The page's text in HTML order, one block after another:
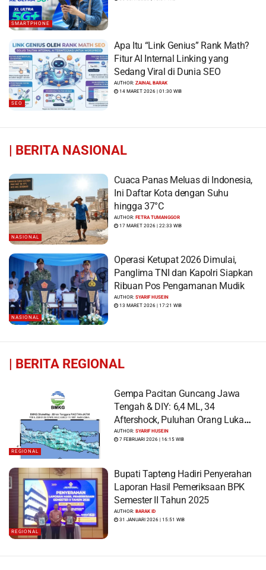
SMARTPHONE
SEO
Apa Itu “Link Genius” Rank Math?
Fitur AI Internal Linking yang
Sedang Viral di Dunia SEO
AUTHOR:ZAINAL BARAK
14 MARET 2026 | 01:30 WIB
| BERITA NASIONAL
NASIONAL
Cuaca Panas Meluas di Indonesia,
Ini Daftar Kota dengan Suhu
hingga 37°C
AUTHOR:FETRA TUMANGGOR
17 MARET 2026 | 22:33 WIB
NASIONAL
Operasi Ketupat 2026 Dimulai,
Panglima TNI dan Kapolri Siapkan
Ribuan Pos Pengamanan Mudik
AUTHOR:SYARIF HUSEIN
13 MARET 2026 | 17:21 WIB
BERITA REGIONAL
REGIONAL
Gempa Pacitan Guncang Jawa
Tengah & DIY: 6,4 ML, 34
Aftershock, Puluhan Orang Luka
dan Ratusan Bangunan Rusak
AUTHOR:SYARIF HUSEIN
7 FEBRUARI 2026 | 16:15 WIB
REGIONAL
Bupati Tapteng Hadiri Penyerahan
Laporan Hasil Pemeriksaan BPK
Semester II Tahun 2025
AUTHOR:BARAK ID
31 JANUARI 2026 | 15:51 WIB